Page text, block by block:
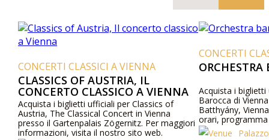
CONCERTI CLASSICI A VIENNA
CLASSICS OF AUSTRIA, IL
CONCERTO CLASSICO A VIENNA
Acquista i biglietti ufficiali per Classics of
Austria, The Classical Concert in Vienna
presso il Gartenpalais Zögernitz. Per maggiori
informazioni, visita il nostro sito web.
CONCERTI
ORCHESTRA
Acquista i biglietti
Barocca di
Batthyány,
orari,
telefonicamente.